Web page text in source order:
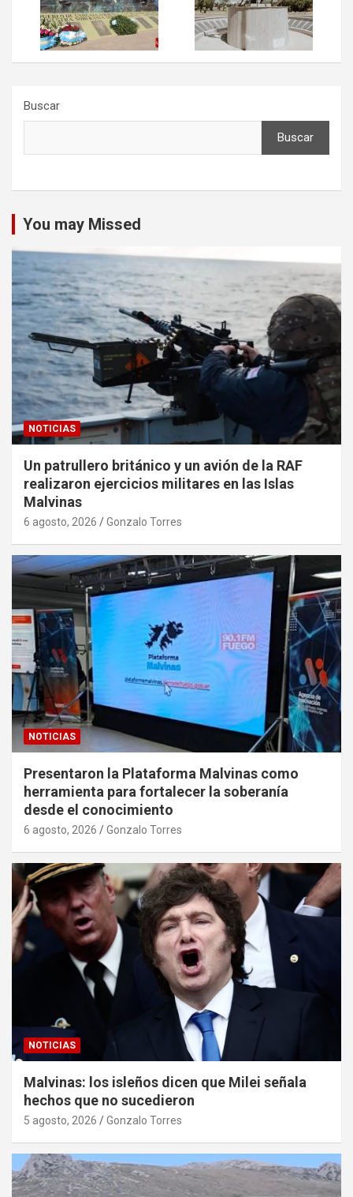
Buscar
Buscar
You may Missed
NOTICIAS
Un patrullero británico y un avión de la RAF
realizaron ejercicios militares en las Islas
Malvinas
6 agosto, 2026 Gonzalo Torres
NOTICIAS
Presentaron la Plataforma Malvinas como
herramienta para fortalecer la soberanía
desde el conocimiento
6 agosto, 2026 Gonzalo Torres
NOTICIAS
Malvinas: los isleños dicen que Milei señala
hechos que no sucedieron
5 agosto, 2026 Gonzalo Torres